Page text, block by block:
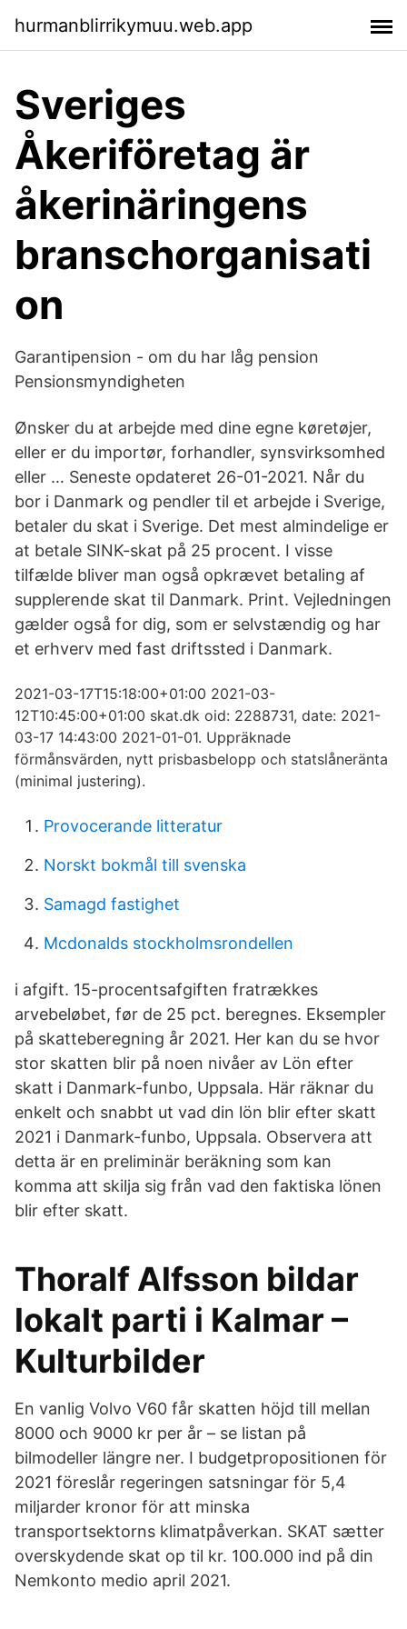
hurmanblirrikymuu.web.app
Sveriges
Åkeriföretag är
åkerinäringens
branschorganisati
on
Garantipension - om du har låg pension
Pensionsmyndigheten
Ønsker du at arbejde med dine egne køretøjer,
eller er du importør, forhandler, synsvirksomhed
eller … Seneste opdateret 26-01-2021. Når du
bor i Danmark og pendler til et arbejde i Sverige,
betaler du skat i Sverige. Det mest almindelige er
at betale SINK-skat på 25 procent. I visse
tilfælde bliver man også opkrævet betaling af
supplerende skat til Danmark. Print. Vejledningen
gælder også for dig, som er selvstændig og har
et erhverv med fast driftssted i Danmark.
2021-03-17T15:18:00+01:00 2021-03-
12T10:45:00+01:00 skat.dk oid: 2288731, date: 2021-
03-17 14:43:00 2021-01-01. Uppräknade
förmånsvärden, nytt prisbasbelopp och statslåneränta
(minimal justering).
Provocerande litteratur
Norskt bokmål till svenska
Samagd fastighet
Mcdonalds stockholmsrondellen
i afgift. 15-procentsafgiften fratrækkes
arvebeløbet, før de 25 pct. beregnes. Eksempler
på skatteberegning år 2021. Her kan du se hvor
stor skatten blir på noen nivåer av Lön efter
skatt i Danmark-funbo, Uppsala. Här räknar du
enkelt och snabbt ut vad din lön blir efter skatt
2021 i Danmark-funbo, Uppsala. Observera att
detta är en preliminär beräkning som kan
komma att skilja sig från vad den faktiska lönen
blir efter skatt.
Thoralf Alfsson bildar
lokalt parti i Kalmar –
Kulturbilder
En vanlig Volvo V60 får skatten höjd till mellan
8000 och 9000 kr per år – se listan på
bilmodeller längre ner. I budgetpropositionen för
2021 föreslår regeringen satsningar för 5,4
miljarder kronor för att minska
transportsektorns klimatpåverkan. SKAT sætter
overskydende skat op til kr. 100.000 ind på din
Nemkonto medio april 2021.